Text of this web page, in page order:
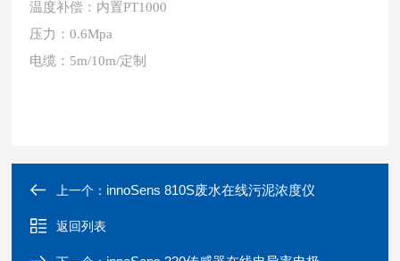
温度补偿：内置PT1000
压力：0.6Mpa
电缆：5m/10m/定制
上一个： innoSens 810S废水在线污泥浓度仪
返回列表